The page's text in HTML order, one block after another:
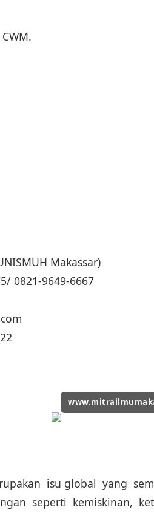
Makassar)
0821-9649-6667
isu global yang
seperti kemiskinan,